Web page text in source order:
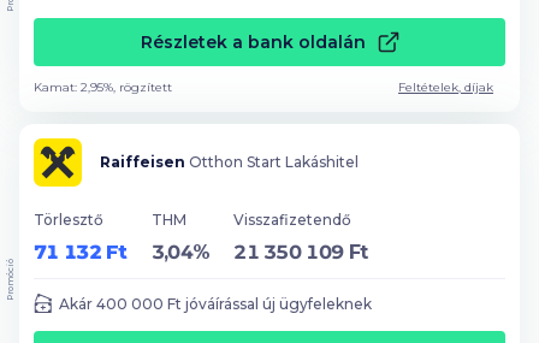
Részletek a bank oldalán
Kamat: 2,95%, rögzített Feltételek, díjak
Raiffeisen Otthon Start Lakáshitel
Törlesztő
71 132 Ft
THM
3,04%
Visszafizetendő
21 350 109 Ft
Akár 400 000 Ft jóváírással új ügyfeleknek
Promóció